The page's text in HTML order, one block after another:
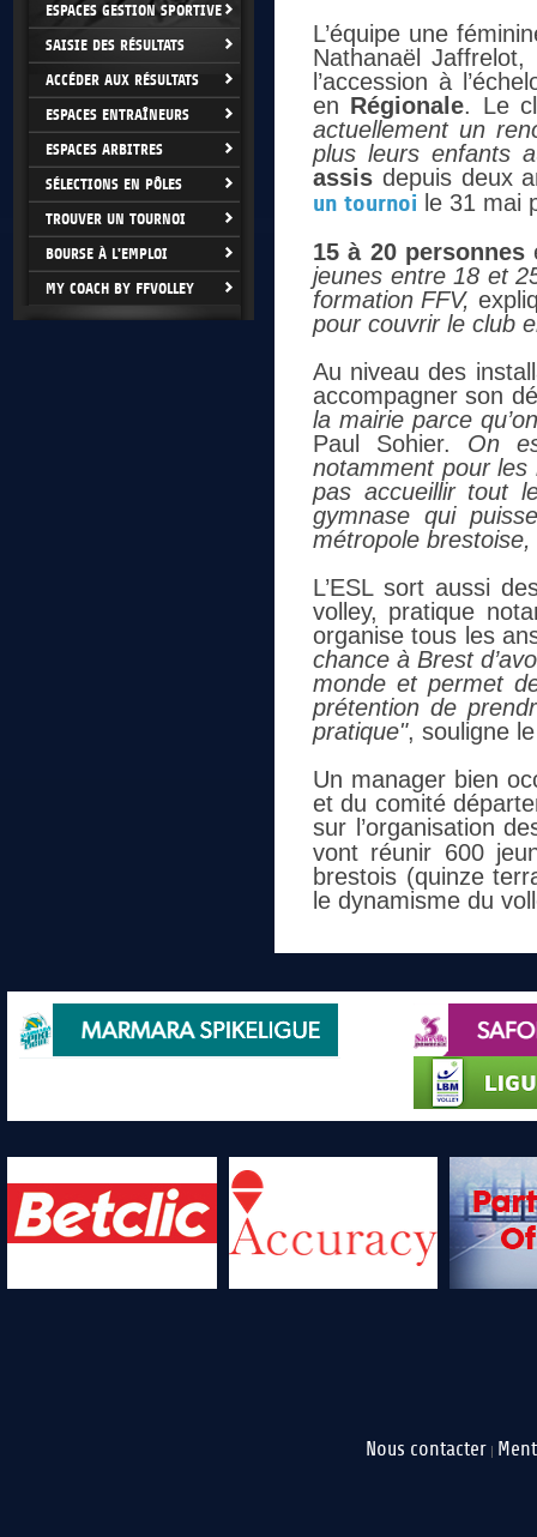
ESPACES GESTION SPORTIVE
SAISIE DES RÉSULTATS
ACCÉDER AUX RÉSULTATS
ESPACES ENTRAÎNEURS
ESPACES ARBITRES
SÉLECTIONS EN PÔLES
TROUVER UN TOURNOI
BOURSE À L'EMPLOI
MY COACH BY FFVOLLEY
L’équipe une
Nathanaël
l’accession à
en Régionale. Le
actuellement un
plus leurs enfants
assis depuis deux
un tournoi le 31 mai
15 à 20 personnes
jeunes entre 18 et
formation FFV,
pour couvrir le club
Au niveau des
accompagner son
la mairie parce
Paul Sohier. On
notamment pour les
pas accueillir tout
gymnase qui
métropole
L’ESL sort aussi
volley, pratique
organise tous les
chance à Brest
monde et permet
prétention de
pratique", souligne
Un manager bien
et du comité
sur l’organisation
vont réunir 600
brestois (quinze
le dynamisme du
Nous contacter |